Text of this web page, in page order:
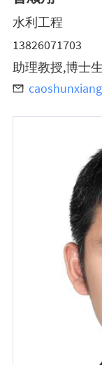
水利工程
13826071703
助理教授,博士